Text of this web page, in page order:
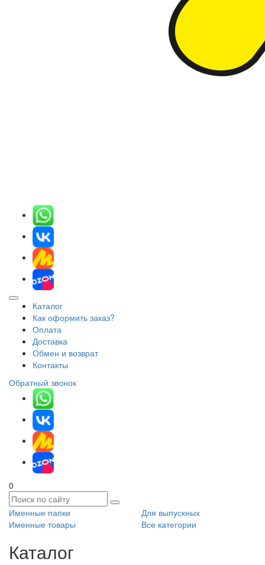
Каталог
Как оформить заказ?
Оплата
Доставка
Обмен и возврат
Контакты
Обратный звонок
0
Именные папки
Для выпускных
Именные товары
Все категории
Каталог